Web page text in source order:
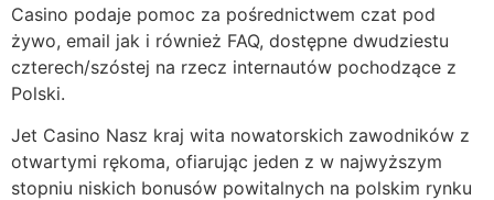
Casino podaje pomoc za pośrednictwem czat pod
żywo, email jak i również FAQ, dostępne dwudziestu
czterech/szóstej na rzecz internautów pochodzące z
Polski.
Jet Casino Nasz kraj wita nowatorskich zawodników z
otwartymi rękoma, ofiarując jeden z w najwyższym
stopniu niskich bonusów powitalnych na polskim rynku